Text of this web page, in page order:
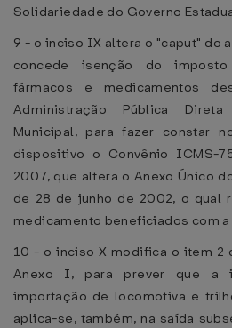
Solidariedade do Governo
9 - o inciso IX altera o "caput" do
concede isenção do
fármacos e medicamentos
Administração Pública
Municipal, para fazer constar
dispositivo o Convênio ICMS-
2007, que altera o Anexo Único
de 28 de junho de 2002, o qual
medicamento beneficiados com
10 - o inciso X modifica o item 2
Anexo I, para prever que a
importação de locomotiva e
aplica-se, também, na saída